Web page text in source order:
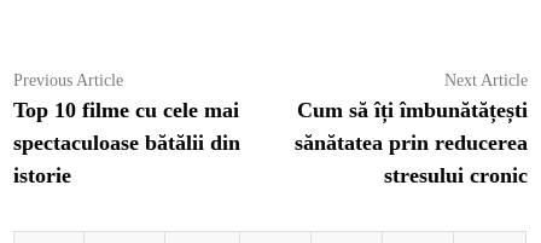
Navigare
în
articole
Previous ArticlePrevious
article:
Top 10 filme cu cele mai
spectaculoase bătălii din
istorie
Next Article
Cum să îți îmbunătățești
sănătatea prin reducerea
stresului cronic